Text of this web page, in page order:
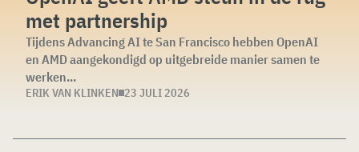
met partnership
Tijdens Advancing AI te San Francisco hebben OpenAI
en AMD aangekondigd op uitgebreide manier samen te
werken...
ERIK VAN KLINKEN 23 JULI 2026